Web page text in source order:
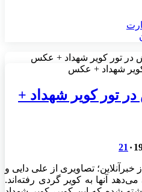
در تور کویر شهداد + عکس
تور کویر شهداد +
21 ۰
خبرآنلاین؛ تصاویری از علی دایی و
آنها به کویر گردی رفته‌اند.